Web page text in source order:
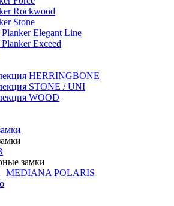
Rockwood
Stone
Planker Elegant Line
Planker Exceed
HERRINGBONE
STONE / UNI
WOOD
замки
MEDIANA POLARIS